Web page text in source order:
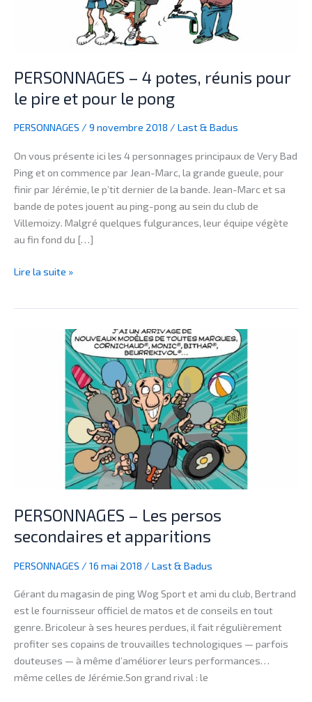
PERSONNAGES – 4 potes, réunis pour
le pire et pour le pong
PERSONNAGES / 9 novembre 2018 / Last & Badus
On vous présente ici les 4 personnages principaux de Very Bad
Ping et on commence par Jean-Marc, la grande gueule, pour
finir par Jérémie, le p’tit dernier de la bande. Jean-Marc et sa
bande de potes jouent au ping-pong au sein du club de
Villemoizy. Malgré quelques fulgurances, leur équipe végète
au fin fond du […]
pong
Lire la suite »
PERSONNAGES – Les persos
secondaires et apparitions
PERSONNAGES / 16 mai 2018 / Last & Badus
Gérant du magasin de ping Wog Sport et ami du club, Bertrand
est le fournisseur officiel de matos et de conseils en tout
genre. Bricoleur à ses heures perdues, il fait régulièrement
profiter ses copains de trouvailles technologiques — parfois
douteuses — à même d’améliorer leurs performances…
même celles de Jérémie.Son grand rival : le
PERSONNAGES
secondaires